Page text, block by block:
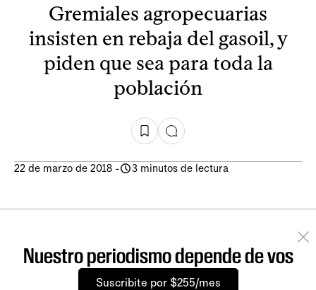
Gremiales agropecuarias
insisten en rebaja del gasoil, y
piden que sea para toda la
población
22 de marzo de 2018 - 3 minutos de lectura
Nuestro periodismo depende de vos
Suscribite por $255/mes